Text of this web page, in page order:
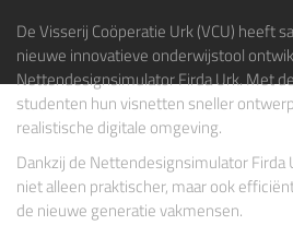
De Visserij Coöperatie Urk (VCU) heeft
nieuwe innovatieve onderwijstool
Nettendesignsimulator Firda Urk. Met
studenten hun visnetten sneller
realistische digitale omgeving.
Dankzij de NettendesignsimulatorFirda
niet alleen praktischer, maar ook
de nieuwe generatie vakmensen.